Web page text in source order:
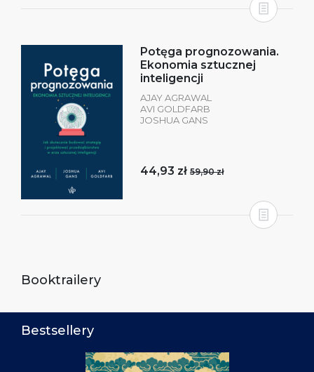
Potęga prognozowania.
Ekonomia sztucznej
inteligencji
AJAY AGRAWAL
AVI GOLDFARB
JOSHUA GANS
44,93 zł 59,90 zł
Booktrailery
Bestsellery